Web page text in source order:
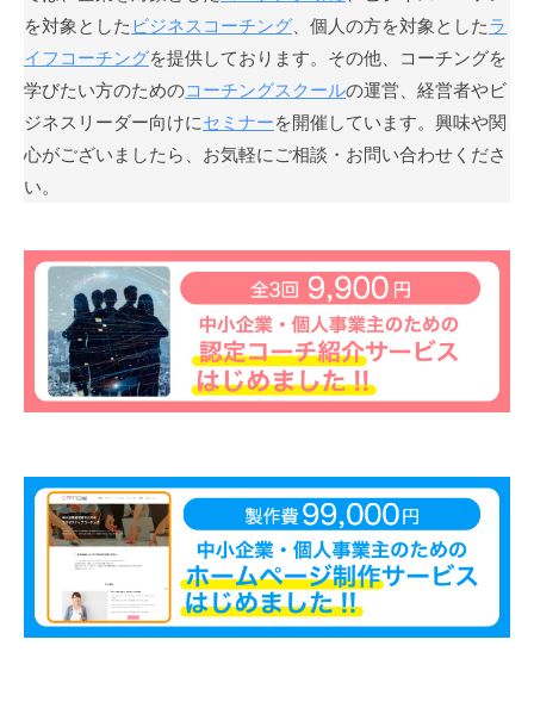
願
っ
て
い
ま
を対象とした ビジネスコーチング 、個人の方を対象としたラ
イフコーチングを提供しております。その他、コーチングを
学びたい方のためのコーチングスクールの運営、経営者やビ
ジネスリーダー向けにセミナーを開催しています。興味や関
心がございましたら、お気軽にご相談・お問い合わせくださ
い。